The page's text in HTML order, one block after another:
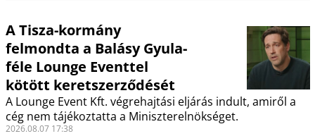
A Tisza-kormány
felmondta a Balásy Gyula-
féle Lounge Eventtel
kötött keretszerződését
A Lounge Event Kft. végrehajtási eljárás indult, amiről a
cég nem tájékoztatta a Miniszterelnökséget.
2026.08.07 17:38